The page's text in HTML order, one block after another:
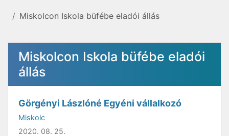
Miskolcon Iskola büfébe eladói állás
Miskolcon Iskola büfébe eladói
állás
Görgényi Lászlóné Egyéni vállalkozó
Miskolc
2020. 08. 25.